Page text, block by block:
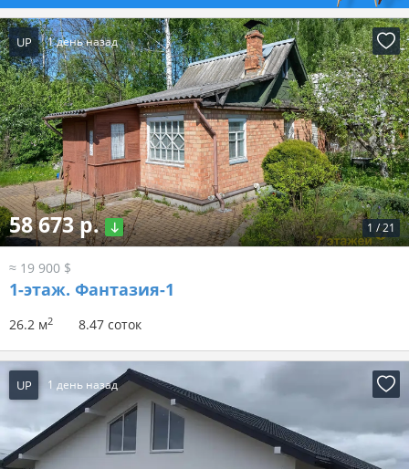
UP 1 день назад
1 /21
58 673 р.
≈ 19 900 $
1-этаж. Фантазия-1
26.2 м2 8.47 соток
UP 1 день назад